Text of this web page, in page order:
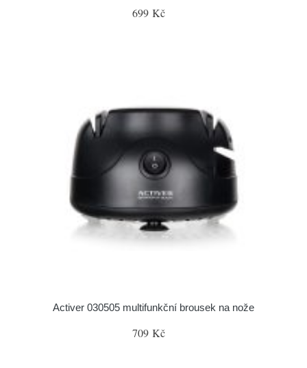
699 Kč
Activer 030505 multifunkční brousek na nože
709 Kč